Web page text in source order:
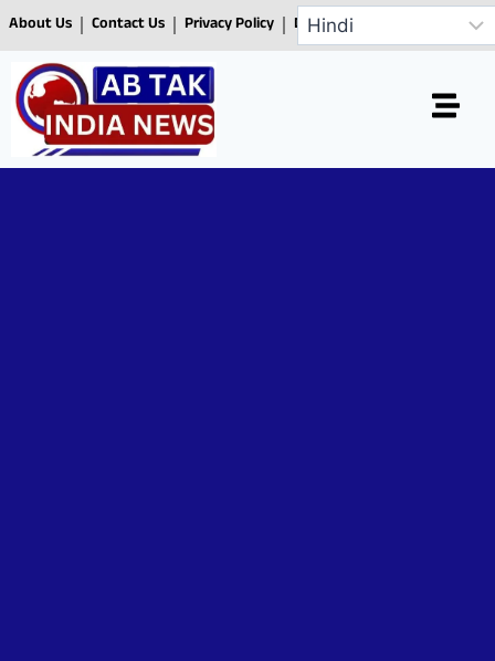
About Us Contact Us Privacy Policy Disclaimer